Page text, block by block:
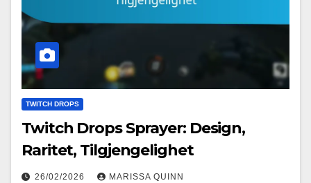
TWITCH DROPS
Twitch Drops Sprayer: Design,
Raritet, Tilgjengelighet
26/02/2026 MARISSA QUINN